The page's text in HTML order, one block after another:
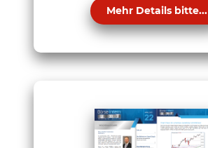
Mehr Details bitte...